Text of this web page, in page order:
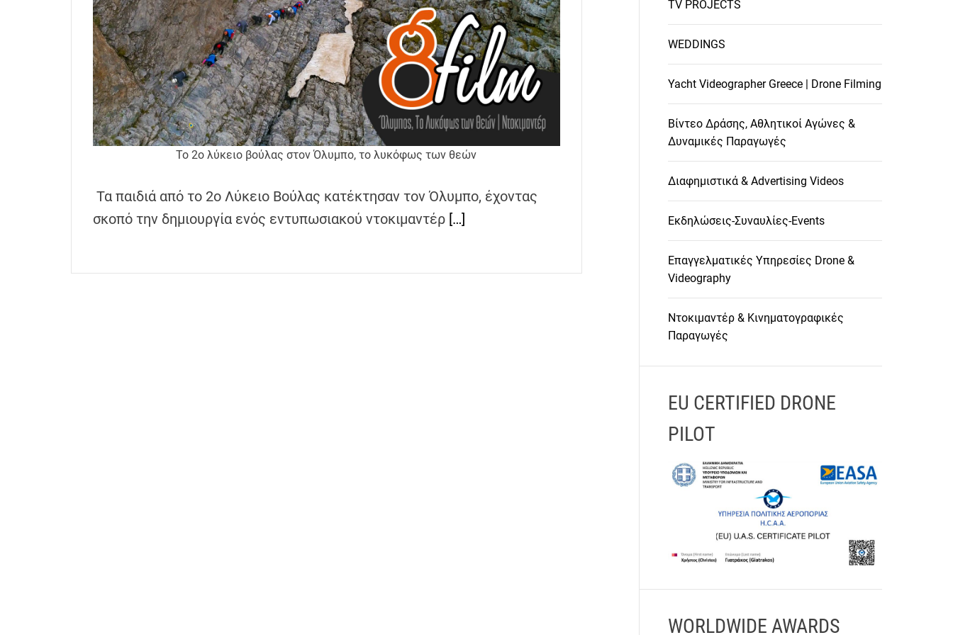
h
e
n
s
G
r
e
e
c
Το 2ο λύκειο βούλας στον Όλυμπο, το λυκόφως των θεών
Τα παιδιά από το 2ο Λύκειο Βούλας κατέκτησαν τον Όλυμπο, έχοντας
σκοπό την δημιουργία ενός εντυπωσιακού ντοκιμαντέρ […]
TV PROJECTS
WEDDINGS
Yacht Videographer Greece | Drone Filming
Βίντεο Δράσης, Αθλητικοί Αγώνες &
Δυναμικές Παραγωγές
Διαφημιστικά & Advertising Videos
Εκδηλώσεις-Συναυλίες-Events
Επαγγελματικές Υπηρεσίες Drone &
Videography
Ντοκιμαντέρ & Κινηματογραφικές
Παραγωγές
EU CERTIFIED DRONE
PILOT
WORLDWIDE AWARDS